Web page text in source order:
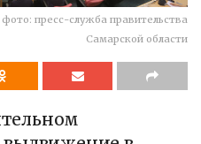
пресс-служба правительства
Самарской области